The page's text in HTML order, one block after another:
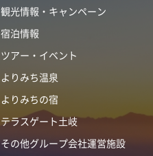
観光情報・キャンペーン
宿泊情報
ツアー・イベント
よりみち温泉
よりみちの宿
テラスゲート土岐
その他グループ会社運営施設